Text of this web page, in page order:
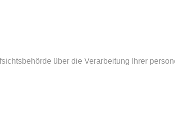
über die Verarbeitung Ihrer